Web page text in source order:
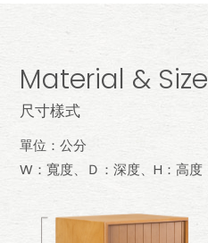
Material & Size
尺寸樣式
單位：公分
W：寬度、Ｄ：深度、H：高度